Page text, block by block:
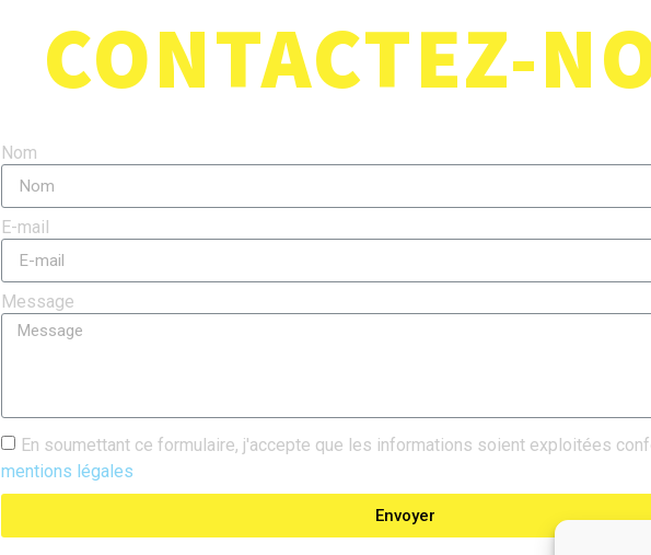
CONTACTEZ-
Nom
E-mail
Message
En soumettant ce formulaire, j'accepte que les informations soient exploitées
mentions légales
Envoyer